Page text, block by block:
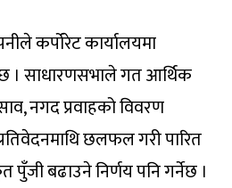
कर्पोरेट कार्यालयमा
। साधारणसभाले गत आर्थिक
नगद प्रवाहको विवरण
छलफल गरी पारित
पुँजी बढाउने निर्णय पनि गर्नेछ ।